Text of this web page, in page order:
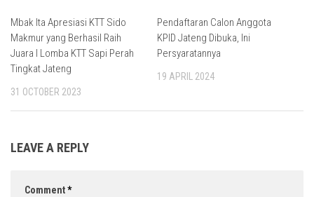
Mbak Ita Apresiasi KTT Sido
Makmur yang Berhasil Raih
Juara I Lomba KTT Sapi Perah
Tingkat Jateng
31 OCTOBER 2023
Pendaftaran Calon Anggota
KPID Jateng Dibuka, Ini
Persyaratannya
19 APRIL 2024
LEAVE A REPLY
Comment*